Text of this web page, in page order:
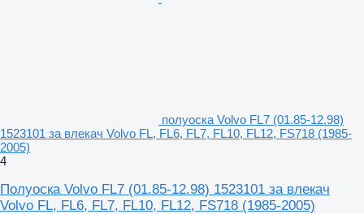
полуоска Volvo FL7 (01.85-12.98)
1523101 за влекач Volvo FL, FL6, FL7, FL10, FL12, FS718 (1985-
2005)
4
Полуоска Volvo FL7 (01.85-12.98) 1523101 за влекач
Volvo FL, FL6, FL7, FL10, FL12, FS718 (1985-2005)